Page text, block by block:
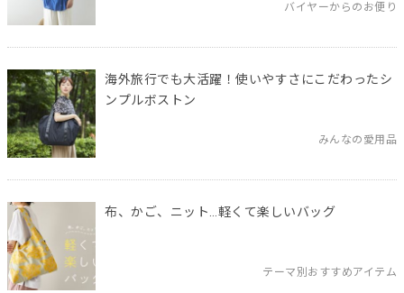
バイヤーからのお便り
海外旅行でも大活躍！使いやすさにこだわったシ
ンプルボストン
みんなの愛用品
布、かご、ニット…軽くて楽しいバッグ
テーマ別おすすめアイテム